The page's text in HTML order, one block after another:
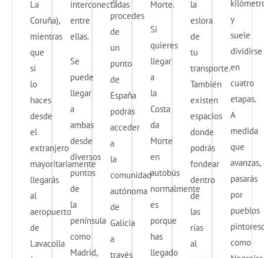
La
Coruña),
mientras
que
si
lo
haces
desde
el
extranjero
mayoritariamente
llegarás
al
aeropuerto
de
Lavacolla
interconectadas
entre
ellas.
Se
puede
llegar
a
ambas
desde
diversos
puntos
de
la
península
como
Madrid,
procedes
de
un
punto
de
España
podrás
acceder
a
la
comunidad
autónoma
de
Galicia
a
través
Morte.
Si
quieres
llegar
a
la
Costa
da
Morte
en
autobús
normalmente
es
porque
has
llegado
la
eslora
de
tu
transporte.
También
existen
espacios
donde
podrás
fondear
dentro
de
las
rías
al
y
suele
dividirse
en
cuatro
etapas.
A
medida
que
avanzas,
pasarás
por
pueblos
como